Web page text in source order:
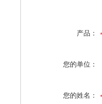
产品：
您的单位：
您的姓名：